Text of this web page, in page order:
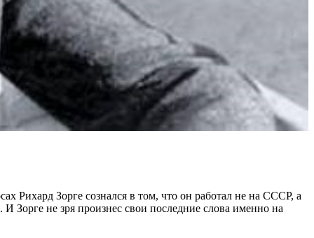
Рихард Зорге сознался в том, что он работал не на СССР, а
Зорге не зря произнес свои последние слова именно на